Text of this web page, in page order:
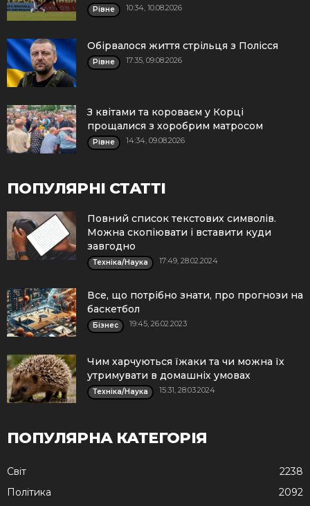
Рівне 10:34, 10.08.2026
Обірвалося життя стрільця з Полісся
Рівне 17:35, 09.08.2026
З квітами та короваєм у Корці
прощалися з хоробрим матросом
Рівне 14:34, 09.08.2026
ПОПУЛЯРНІ СТАТТІ
Повний список текстових символів.
Можна скопіювати і вставити куди
завгодно
Техніка/Наука 17:49, 28.02.2024
Все, що потрібно знати, про прогнози на
баскетбол
Бізнес 19:45, 26.02.2023
Чим харчуються їжаки та чи можна їх
утримувати в домашніх умовах
Техніка/Наука 15:31, 28.03.2024
ПОПУЛЯРНА КАТЕГОРІЯ
Cвіт
2238
Політика
2092